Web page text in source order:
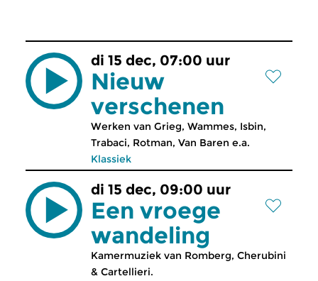
di 15 dec, 07:00 uur
Nieuw
verschenen
Werken van Grieg, Wammes, Isbin,
Trabaci, Rotman, Van Baren e.a.
Klassiek
di 15 dec, 09:00 uur
Een vroege
wandeling
Kamermuziek van Romberg, Cherubini
& Cartellieri.